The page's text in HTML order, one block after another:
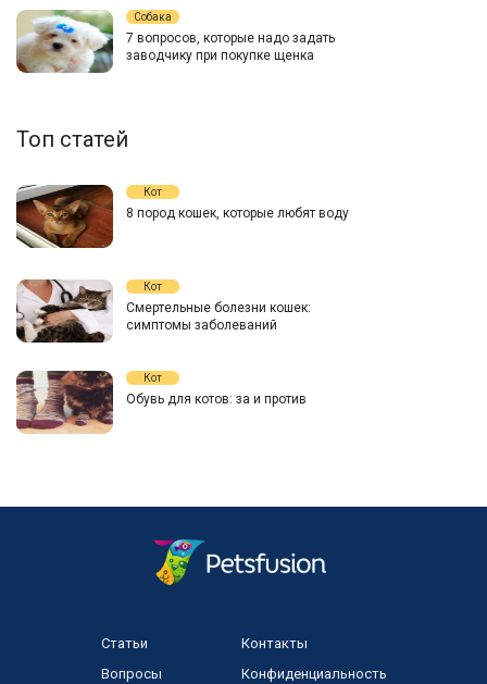
Собака
7 вопросов, которые надо задать
заводчику при покупке щенка
Топ статей
Кот
8 пород кошек, которые любят воду
Кот
Смертельные болезни кошек:
симптомы заболеваний
Кот
Обувь для котов: за и против
Статьи
Вопросы
Контакты
Конфиденциальность